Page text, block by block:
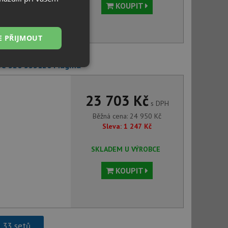
KOUPIT
520 555120 Magma
23 703 Kčs DPH
Běžná cena: 24 950 Kč
Sleva: 1 247 Kč
SKLADEM U VÝROBCE
KOUPIT
PŘIJMOUT
Nezařazené
soubory
účtu. Webové
a zlepšila